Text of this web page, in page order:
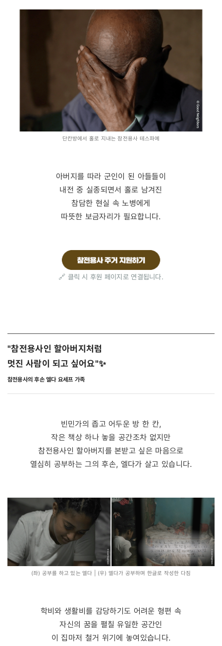
단칸방에서 홀로 지내는 참전용사 테스파예
아버지를 따라 군인이 된 아들들이
내전 중 실종되면서 홀로 남겨진
참담한 현실 속 노병에게
따뜻한 보금자리가 필요합니다.
🔗 클릭 시 후원 페이지로 연결됩니다.
"참전용사인 할아버지처럼
멋진 사람이 되고 싶어요"✨
참전용사의 후손 엘다 요세프 가족
빈민가의 좁고 어두운 방 한 칸,
작은 책상 하나 놓을 공간조차 없지만
참전용사인 할아버지를 본받고 싶은 마음으로
열심히 공부하는 그의 후손, 엘다가 살고 있습니다.
(좌) 공부를 하고 있는 엘다 | (우) 엘다가 공부하며 한글로 작성한 다짐
학비와 생활비를 감당하기도 어려운 형편 속
자신의 꿈을 펼칠 유일한 공간인
이 집마저 철거 위기에 놓여있습니다.